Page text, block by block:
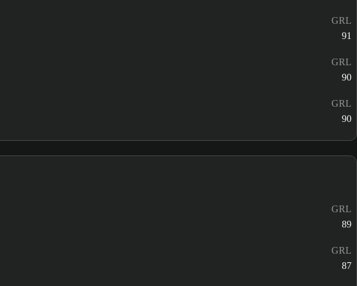
GRL
91
GRL
90
GRL
90
GRL
89
GRL
87